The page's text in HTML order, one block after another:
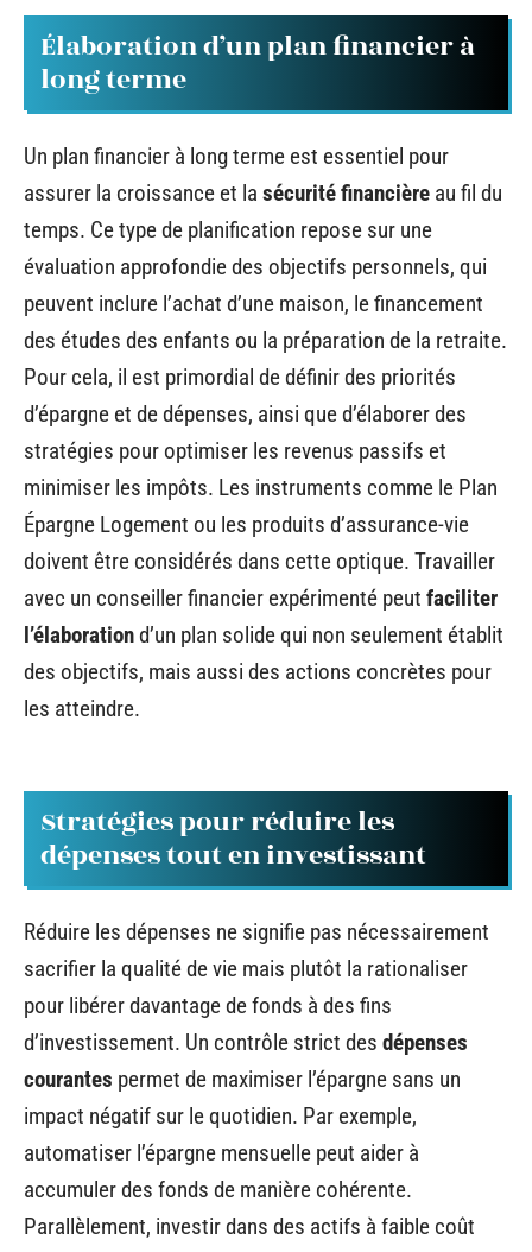
Élaboration d’un plan financier à
long terme
Un plan financier à long terme est essentiel pour
assurer la croissance et la sécurité financière au fil du
temps. Ce type de planification repose sur une
évaluation approfondie des objectifs personnels, qui
peuvent inclure l’achat d’une maison, le financement
des études des enfants ou la préparation de la retraite.
Pour cela, il est primordial de définir des priorités
d’épargne et de dépenses, ainsi que d’élaborer des
stratégies pour optimiser les revenus passifs et
minimiser les impôts. Les instruments comme le Plan
Épargne Logement ou les produits d’assurance-vie
doivent être considérés dans cette optique. Travailler
avec un conseiller financier expérimenté peut faciliter
l’élaborationd’un plan solide qui non seulement établit
des objectifs, mais aussi des actions concrètes pour
les atteindre.
Stratégies pour réduire les
dépenses tout en investissant
Réduire les dépenses ne signifie pas nécessairement
sacrifier la qualité de vie mais plutôt la rationaliser
pour libérer davantage de fonds à des fins
d’investissement. Un contrôle strict des dépenses
courantes permet de maximiser l’épargne sans un
impact négatif sur le quotidien. Par exemple,
automatiser l’épargne mensuelle peut aider à
accumuler des fonds de manière cohérente.
Parallèlement, investir dans des actifs à faible coût